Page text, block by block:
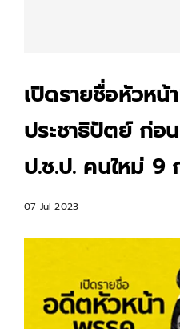
เปิดรายชื่อหัวหน้
ประชาธิปัตย์ ก่อ
ป.ช.ป. คนใหม่ 9
07 Jul 2023